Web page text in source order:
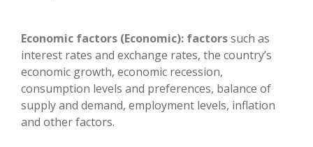
Economic factors (Economic): factorssuch as
interest rates and exchange rates, the country’s
economic growth, economic recession,
consumption levels and preferences, balance of
supply and demand, employment levels, inflation
and other factors.